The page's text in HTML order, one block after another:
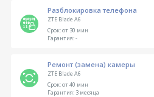
Разблокировка телефона
ZTE Blade A6
Срок:от 30 мин
Гарантия:-
Ремонт (замена) камеры
ZTE Blade A6
Срок:от 40 мин
Гарантия:3 месяца